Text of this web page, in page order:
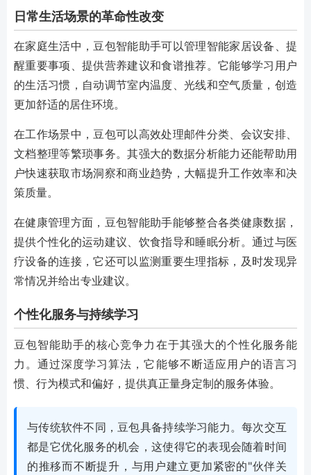
日常生活场景的革命性改变
在家庭生活中，豆包智能助手可以管理智能家居设备、提
醒重要事项、提供营养建议和食谱推荐。它能够学习用户
的生活习惯，自动调节室内温度、光线和空气质量，创造
更加舒适的居住环境。
在工作场景中，豆包可以高效处理邮件分类、会议安排、
文档整理等繁琐事务。其强大的数据分析能力还能帮助用
户快速获取市场洞察和商业趋势，大幅提升工作效率和决
策质量。
在健康管理方面，豆包智能助手能够整合各类健康数据，
提供个性化的运动建议、饮食指导和睡眠分析。通过与医
疗设备的连接，它还可以监测重要生理指标，及时发现异
常情况并给出专业建议。
个性化服务与持续学习
豆包智能助手的核心竞争力在于其强大的个性化服务能
力。通过深度学习算法，它能够不断适应用户的语言习
惯、行为模式和偏好，提供真正量身定制的服务体验。
与传统软件不同，豆包具备持续学习能力。每次交互
都是它优化服务的机会，这使得它的表现会随着时间
的推移而不断提升，与用户建立更加紧密的"伙伴关